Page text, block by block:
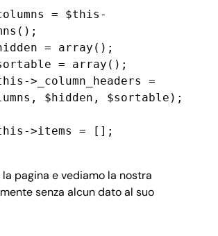
$hidden, $sortable);
pagina e vediamo la nostra
senza alcun dato al suo